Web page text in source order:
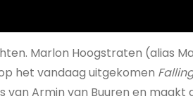
Marlon Hoogstraten (alias
het vandaag uitgekomen
van Armin van Buuren en maakt